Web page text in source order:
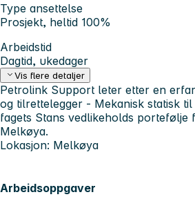
Type ansettelse
Prosjekt, heltid 100%
Arbeidstid
Dagtid, ukedager
Vis flere detaljer
Petrolink Support leter etter en
og tilrettelegger - Mekanisk statisk
fagets Stans vedlikeholds portefølje
Melkøya.
Lokasjon: Melkøya
Arbeidsoppgaver